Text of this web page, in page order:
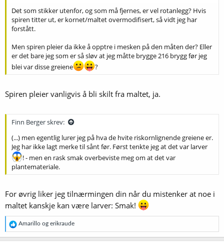
Det som stikker utenfor, og som må fjernes, er vel rotanlegg? Hvis
spiren titter ut, er kornet/maltet overmodifisert, så vidt jeg har
forstått.
Men spiren pleier da ikke å opptre i mesken på den måten der? Eller
er det bare jeg som er så sløv at jeg måtte brygge 216 brygg før jeg
blei var disse greiene
?
Spiren pleier vanligvis å bli skilt fra maltet, ja.
Finn Berger skrev:
(...) men egentlig lurer jeg på hva de hvite riskornlignende greiene er.
Jeg har ikke lagt merke til sånt før. Først tenkte jeg at det var larver
! - men en rask smak overbeviste meg om at det var
plantemateriale.
For øvrig liker jeg tilnærmingen din når du mistenker at noe i
maltet kanskje kan være larver: Smak!
R
e
a
Amarillo og erikraude